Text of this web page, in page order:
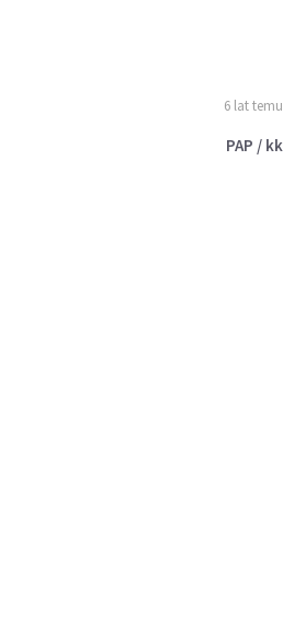
6 lat temu
PAP / kk